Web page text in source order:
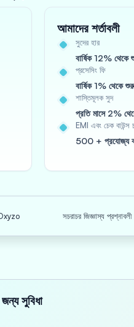
আমাদের শর্তাবলী
সুদের হার
বার্ষিক 12% থেকে
প্রসেসিং ফি
বার্ষিক 1% থেকে শুরু
শাস্তিমূলক সুদ
প্রতি মাসে 2%
EMI এবং চেক বাউন্স
500 + প্রযোজ্য
সচরাচর জিজ্ঞাস্য প্রশ্নাবলী
সুবিধা